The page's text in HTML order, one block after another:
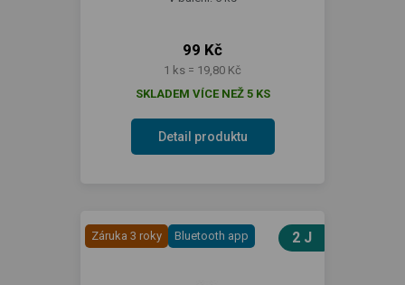
99 Kč
1 ks = 19,80 Kč
SKLADEM VÍCE NEŽ 5 KS
Detail produktu
Záruka 3 roky Bluetooth app 2 J